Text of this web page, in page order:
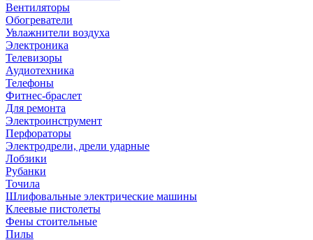
Вентиляторы
Обогреватели
Увлажнители воздуха
Электроника
Телевизоры
Аудиотехника
Телефоны
Фитнес-браслет
Для ремонта
Электроинструмент
Перфораторы
Электродрели, дрели ударные
Лобзики
Рубанки
Точила
Шлифовальные электрические машины
Клеевые пистолеты
Фены стоительные
Пилы